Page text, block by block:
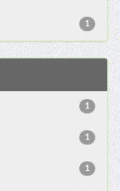
1
1
1
1